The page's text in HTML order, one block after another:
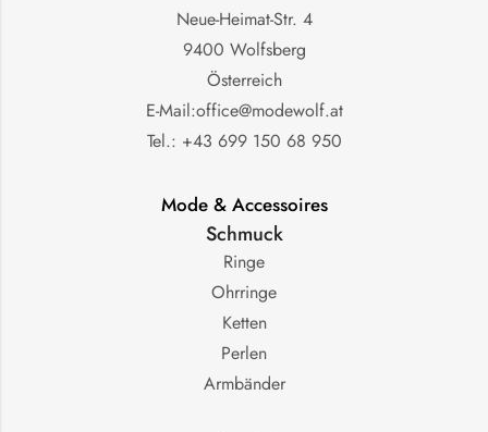
Neue-Heimat-Str. 4
9400 Wolfsberg
Österreich
E-Mail:office@modewolf.at
Tel.: +43 699 150 68 950
Mode & Accessoires
Schmuck
Ringe
Ohrringe
Ketten
Perlen
Armbänder